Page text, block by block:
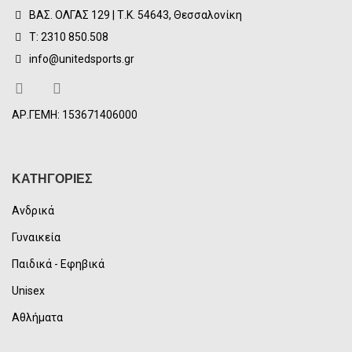
ΒΑΣ. ΟΛΓΑΣ 129 | Τ.Κ. 54643, Θεσσαλονίκη
Τ: 2310 850.508
info@unitedsports.gr
ΑΡ.ΓΕΜΗ: 153671406000
ΚΑΤΗΓΟΡΙΕΣ
Ανδρικά
Γυναικεία
Παιδικά - Εφηβικά
Unisex
Αθλήματα